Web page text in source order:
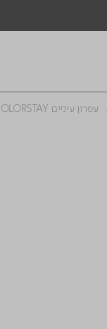
עפרון עיניים COLORSTAY